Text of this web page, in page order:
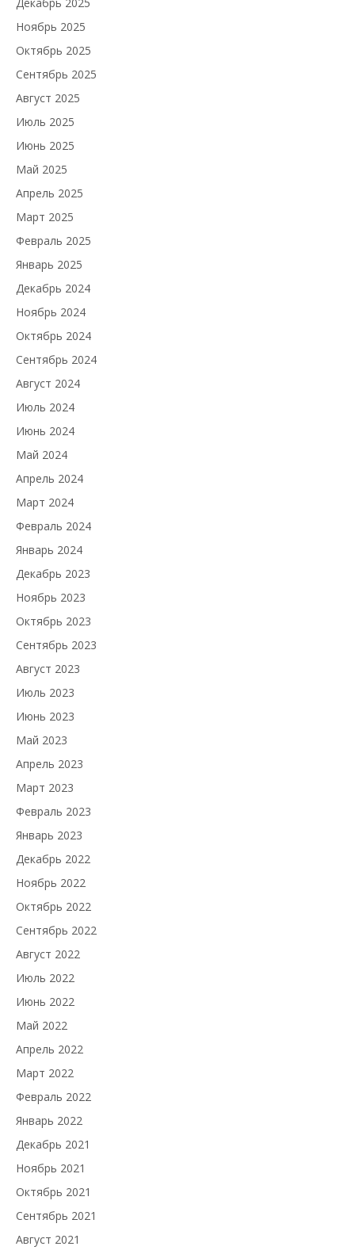
Ноябрь 2025
Октябрь 2025
Сентябрь 2025
Август 2025
Июль 2025
Июнь 2025
Май 2025
Апрель 2025
Март 2025
Февраль 2025
Январь 2025
Декабрь 2024
Ноябрь 2024
Октябрь 2024
Сентябрь 2024
Август 2024
Июль 2024
Июнь 2024
Май 2024
Апрель 2024
Март 2024
Февраль 2024
Январь 2024
Декабрь 2023
Ноябрь 2023
Октябрь 2023
Сентябрь 2023
Август 2023
Июль 2023
Июнь 2023
Май 2023
Апрель 2023
Март 2023
Февраль 2023
Январь 2023
Декабрь 2022
Ноябрь 2022
Октябрь 2022
Сентябрь 2022
Август 2022
Июль 2022
Июнь 2022
Май 2022
Апрель 2022
Март 2022
Февраль 2022
Январь 2022
Декабрь 2021
Ноябрь 2021
Октябрь 2021
Сентябрь 2021
Август 2021